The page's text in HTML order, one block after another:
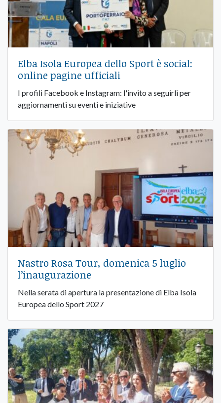
Elba Isola Europea dello Sport è social:
online pagine ufficiali
I profili Facebook e Instagram: l'invito a seguirli per
aggiornamenti su eventi e iniziative
Nastro Rosa Tour, domenica 5 luglio
l’inaugurazione
Nella serata di apertura la presentazione di Elba Isola
Europea dello Sport 2027